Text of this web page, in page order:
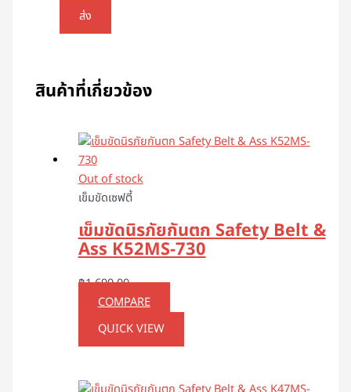
สินค้าที่เกี่ยวข้อง
Out of stock
เข็มขัดเซฟตี้
เข็มขัดนิรภัยกันตก Safety Belt &
Ass K52MS-730
฿1,690.00
COMPARE
QUICK VIEW